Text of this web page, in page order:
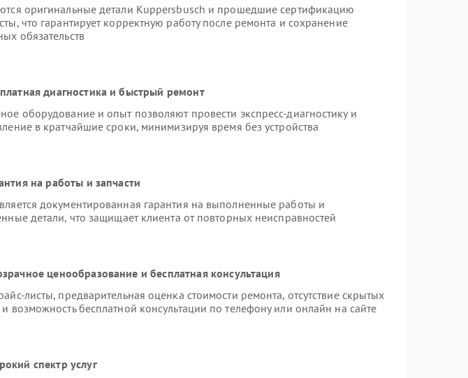
оригинальные детали Kuppersbusch и прошедшие сертификацию
что гарантирует корректную работу после ремонта и сохранение
обязательств
диагностика и быстрый ремонт
оборудование и опыт позволяют провести экспресс-диагностику и
в кратчайшие сроки, минимизируя время без устройства
на работы и запчасти
документированная гарантия на выполненные работы и
детали, что защищает клиента от повторных неисправностей
ценообразование и бесплатная консультация
листы, предварительная оценка стоимости ремонта, отсутствие скрытых
возможность бесплатной консультации по телефону или онлайн на сайте
спектр услуг